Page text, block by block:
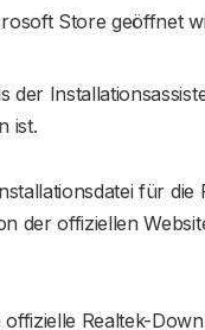
Store geöffnet
der
ist.
für die
der offiziellen
Realtek-